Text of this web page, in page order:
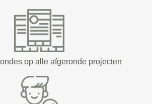
op alle afgeronde projecten